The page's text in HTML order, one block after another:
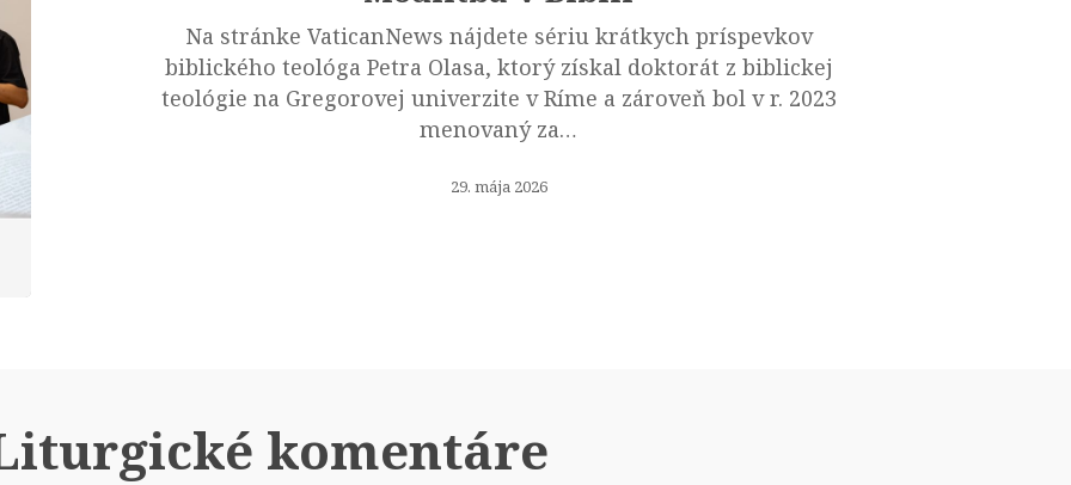
Na stránke VaticanNews nájdete sériu krátkych príspevkov
biblického teológa Petra Olasa, ktorý získal doktorát z biblickej
teológie na Gregorovej univerzite v Ríme a zároveň bol v r. 2023
menovaný za…
29. mája 2026
komentáre